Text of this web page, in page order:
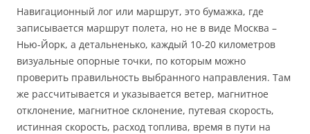
Навигационный лог или маршрут, это бумажка, где
записывается маршрут полета, но не в виде Москва –
Нью-Йорк, а детальненько, каждый 10-20 километров
визуальные опорные точки, по которым можно
проверить правильность выбранного направления. Там
же рассчитывается и указывается ветер, магнитное
отклонение, магнитное склонение, путевая скорость,
истинная скорость, расход топлива, время в пути на